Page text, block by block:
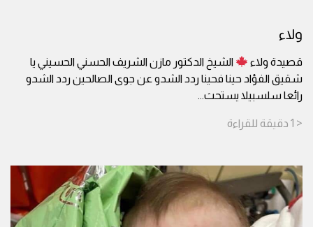
ولاء
قصيدة ولاء
الشيخ الدكتور مازن الشريف الحسني الحسيني يا
شقيق الفؤاد حينا فحينا ردد الشدو عن جوى الصالحين ردد الشدو
رائعا سلسبيلا يستحث...
< 1 دقيقة للقراءة